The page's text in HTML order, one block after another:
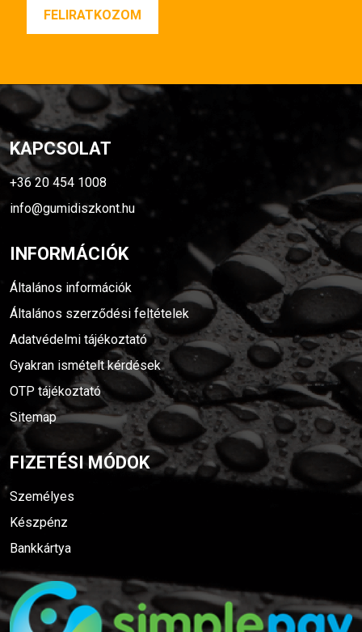
KAPCSOLAT
+36 20 454 1008
info@gumidiszkont.hu
INFORMÁCIÓK
Általános információk
Általános szerződési feltételek
Adatvédelmi tájékoztató
Gyakran ismételt kérdések
OTP tájékoztató
Sitemap
FIZETÉSI MÓDOK
Személyes
Készpénz
Bankkártya